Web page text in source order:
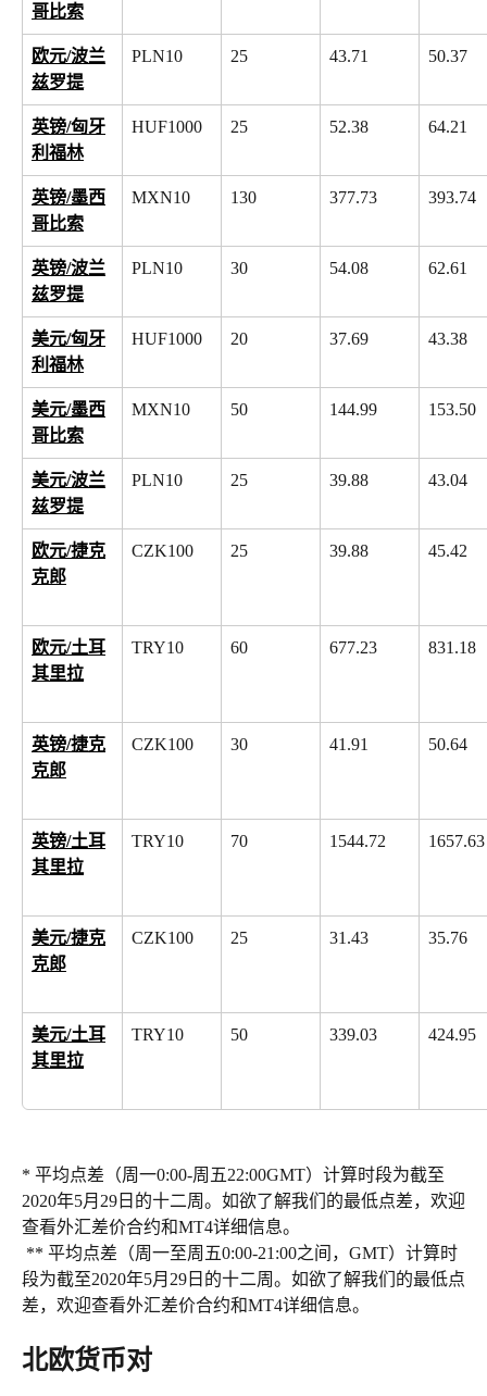
哥比索
欧元/波兰
兹罗提
PLN10 25 43.71 50.37
英镑/匈牙
利福林
HUF1000 25 52.38 64.21
英镑/墨西
哥比索
MXN10 130 377.73 393.74
英镑/波兰
兹罗提
PLN10 30 54.08 62.61
美元/匈牙
利福林
HUF1000 20 37.69 43.38
美元/墨西
哥比索
MXN10 50 144.99 153.50
美元/波兰
兹罗提
PLN10 25 39.88 43.04
欧元/捷克
克郎
CZK100 25 39.88 45.42
欧元/土耳
其里拉
TRY10 60 677.23 831.18
英镑/捷克
克郎
CZK100 30 41.91 50.64
英镑/土耳
其里拉
TRY10 70 1544.72 1657.63
美元/捷克
克郎
CZK100 25 31.43 35.76
美元/土耳
其里拉
TRY10 50 339.03 424.95
* 平均点差（周一0:00-周五22:00GMT）计算时段为截至
2020年5月29日的十二周。如欲了解我们的最低点差，欢迎
查看外汇差价合约和MT4详细信息。
段为截至2020年5月29日的十二周。如欲了解我们的最低点
差，欢迎查看外汇差价合约和MT4详细信息。
北欧货币对